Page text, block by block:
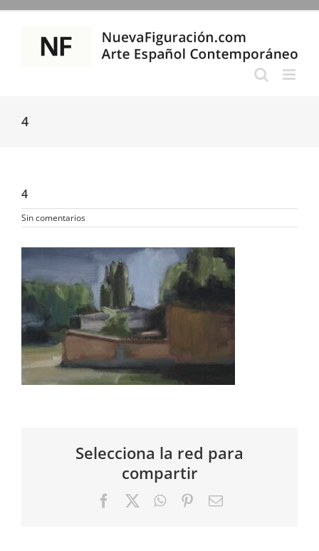
Saltar
contenido
4
4
Sin comentarios
Selecciona la red para
compartir
FacebookWhatsApp
PinterestCorreo